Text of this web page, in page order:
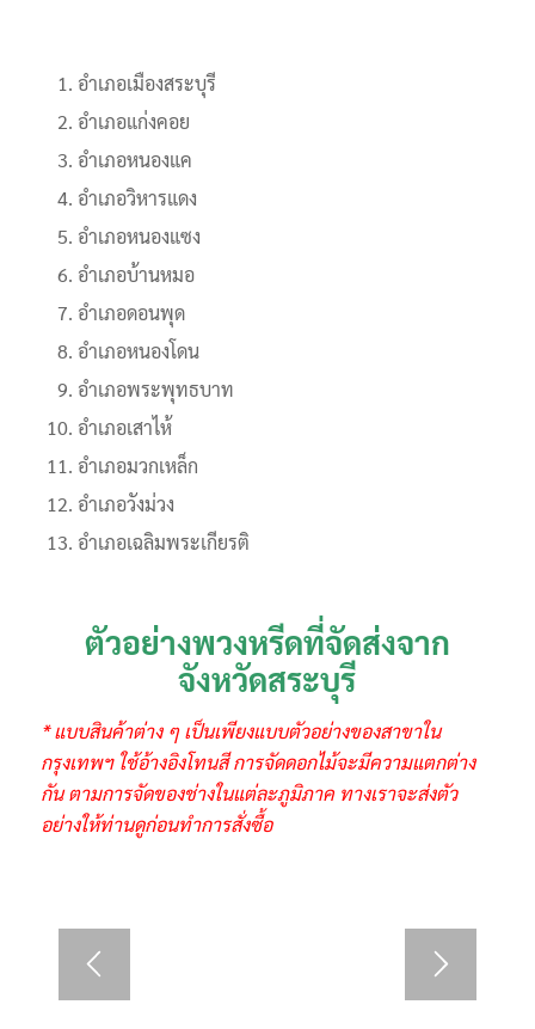
อำเภอเมืองสระบุรี
อำเภอแก่งคอย
อำเภอหนองแค
อำเภอวิหารแดง
อำเภอหนองแซง
อำเภอบ้านหมอ
อำเภอดอนพุด
อำเภอหนองโดน
อำเภอพระพุทธบาท
อำเภอเสาไห้
อำเภอมวกเหล็ก
อำเภอวังม่วง
อำเภอเฉลิมพระเกียรติ
ตัวอย่างพวงหรีดที่จัดส่งจาก
จังหวัดสระบุรี
* แบบสินค้าต่าง ๆ เป็นเพียงแบบตัวอย่างของสาขาใน
กรุงเทพฯ ใช้อ้างอิงโทนสี การจัดดอกไม้จะมีความแตกต่าง
กัน ตามการจัดของช่างในแต่ละภูมิภาค ทางเราจะส่งตัว
อย่างให้ท่านดูก่อนทำการสั่งซื้อ